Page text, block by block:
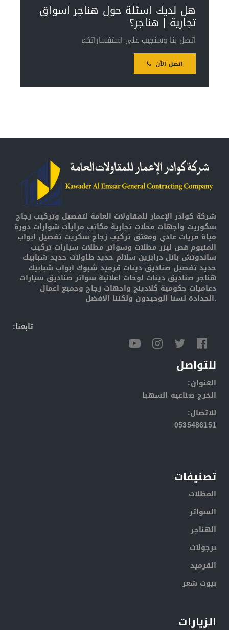
هل لديك اسئلة حول هناجر اسواق
تجارية | هناجر؟
اتصل بنا وسنجيب على استفساراتكم
اتصل الآن
شركة كوادر الإعمار للمقاولات العامة لتفصيل وتركيب زجاج
سكوريت واجهات محلات تجارية مكاتب مرايات شوارات دورة
مياة مريات عادي ومعتق تركيب زجاج سكريت تفصيل ابواب
المنيوم قص ليزر مظلات وسواتر مظلات سيارات تركيب
ساندوتش بانل درابزين سلالم حديد طاولات حديد شبابيك
حديد تفصيل صناديق دينات قرميد شبوك ابواب شبابيك
هناجر صناديق دينات لوحات اعلانية سواتر صناديق سيارات
دعاميات حكومية كلادينج واجهات زجاج وجميع اعمال
الحدادة لسنا الوحيدون ولكننا الافضل.
:تابعنا
للتواصل
:العنوان
الخرج صناعيه السهبا
:للاتصال
0535486151
تصنيفات
المظلات
السواتر
الهناجر
برجولات
القرميد
بيوت شعر
الزيارات